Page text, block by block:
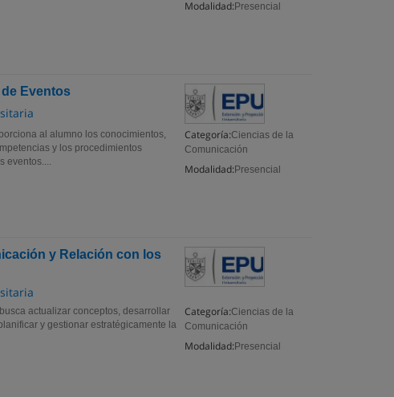
Modalidad: Presencial
Eventos
Categoría:Ciencias de la
Comunicación
Modalidad: Presencial
al alumno los conocimientos,
y los procedimientos
eventos....
y Relación con los
Categoría:Ciencias de la
Comunicación
Modalidad: Presencial
actualizar conceptos, desarrollar
y gestionar estratégicamente la